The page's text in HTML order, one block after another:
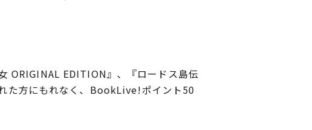
ORIGINAL EDITION』、『ロードス島伝
た方にもれなく、BookLive!ポイント50